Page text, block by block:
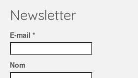
Newsletter
E-mail *
Nom